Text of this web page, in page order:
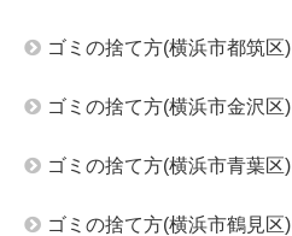
ゴミの捨て方(横浜市都筑区)
ゴミの捨て方(横浜市金沢区)
ゴミの捨て方(横浜市青葉区)
ゴミの捨て方(横浜市鶴見区)